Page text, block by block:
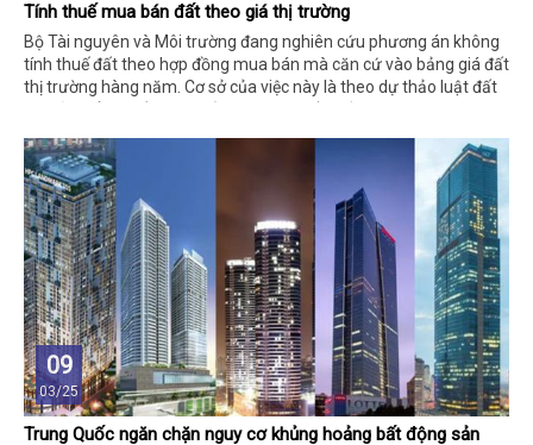
Tính thuế mua bán đất theo giá thị trường
Bộ Tài nguyên và Môi trường đang nghiên cứu phương án không
tính thuế đất theo hợp đồng mua bán mà căn cứ vào bảng giá đất
thị trường hàng năm. Cơ sở của việc này là theo dự thảo luật đất
09
03/25
Trung Quốc ngăn chặn nguy cơ khủng hoảng bất động sản